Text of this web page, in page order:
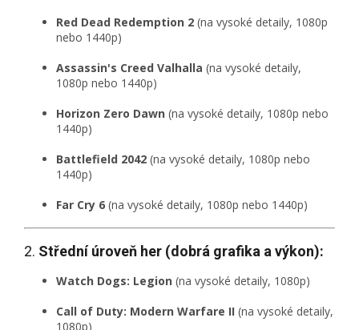
Red Dead Redemption 2 (na vysoké detaily, 1080p
nebo 1440p)
Assassin's Creed Valhalla (na vysoké detaily,
1080p nebo 1440p)
Horizon Zero Dawn (na vysoké detaily, 1080p nebo
1440p)
Battlefield 2042 (na vysoké detaily, 1080p nebo
1440p)
Far Cry 6 (na vysoké detaily, 1080p nebo 1440p)
2. Střední úroveň her (dobrá grafika a výkon):
Watch Dogs: Legion (na vysoké detaily, 1080p)
Call of Duty: Modern Warfare II (na vysoké detaily,
1080p)